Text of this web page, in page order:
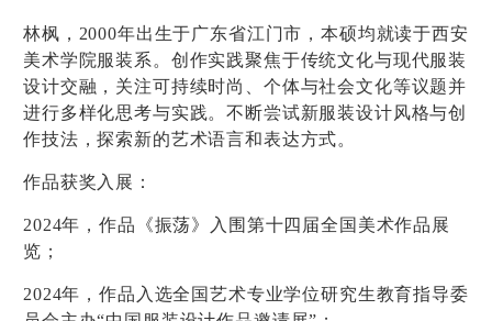
林枫，2000年出生于广东省江门市，本硕均就读于西安
美术学院服装系。创作实践聚焦于传统文化与现代服装
设计交融，关注可持续时尚、个体与社会文化等议题并
进行多样化思考与实践。不断尝试新服装设计风格与创
作技法，探索新的艺术语言和表达方式。
作品获奖入展：
2024年，作品《振荡》入围第十四届全国美术作品展
览；
2024年，作品入选全国艺术专业学位研究生教育指导委